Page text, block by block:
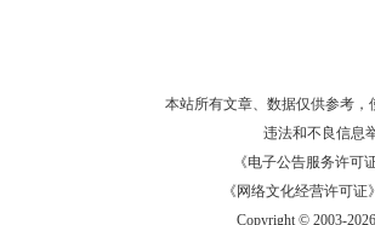
本站所有文章、数据仅供参考，
违法和不良信息
《电子公告服务许可证
《网络文化经营许可
Copyright © 2003-